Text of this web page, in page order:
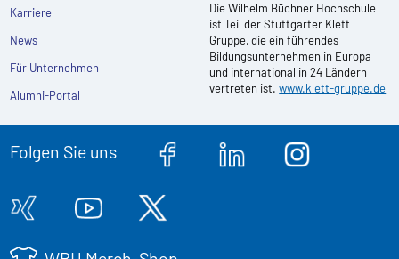
Karriere
News
Für Unternehmen
Alumni-Portal
Die Wilhelm Büchner Hochschule
ist Teil der Stuttgarter Klett
Gruppe, die ein führendes
Bildungsunternehmen in Europa
und international in 24 Ländern
vertreten ist.www.klett-gruppe.de
Folgen Sie uns